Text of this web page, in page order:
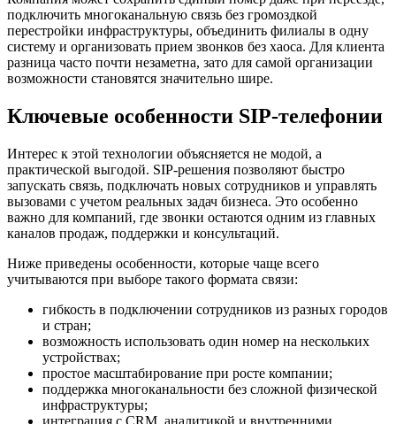
подключить многоканальную связь без громоздкой
перестройки инфраструктуры, объединить филиалы в одну
систему и организовать прием звонков без хаоса. Для клиента
разница часто почти незаметна, зато для самой организации
возможности становятся значительно шире.
Ключевые особенности SIP-телефонии
Интерес к этой технологии объясняется не модой, а
практической выгодой. SIP-решения позволяют быстро
запускать связь, подключать новых сотрудников и управлять
вызовами с учетом реальных задач бизнеса. Это особенно
важно для компаний, где звонки остаются одним из главных
каналов продаж, поддержки и консультаций.
Ниже приведены особенности, которые чаще всего
учитываются при выборе такого формата связи:
гибкость в подключении сотрудников из разных городов
и стран;
возможность использовать один номер на нескольких
устройствах;
простое масштабирование при росте компании;
поддержка многоканальности без сложной физической
инфраструктуры;
интеграция с CRM, аналитикой и внутренними